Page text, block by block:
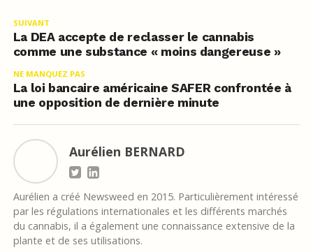
SUIVANT
La DEA accepte de reclasser le cannabis
comme une substance « moins dangereuse »
NE MANQUEZ PAS
La loi bancaire américaine SAFER confrontée à
une opposition de dernière minute
Aurélien BERNARD
Aurélien a créé Newsweed en 2015. Particulièrement intéressé
par les régulations internationales et les différents marchés
du cannabis, il a également une connaissance extensive de la
plante et de ses utilisations.